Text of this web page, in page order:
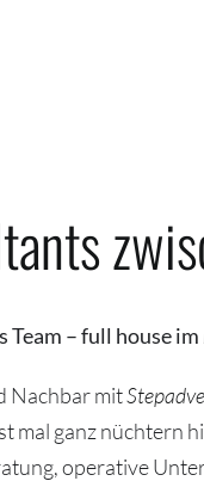
Team – full house im
Nachbar mit
mal ganz nüchtern
operative